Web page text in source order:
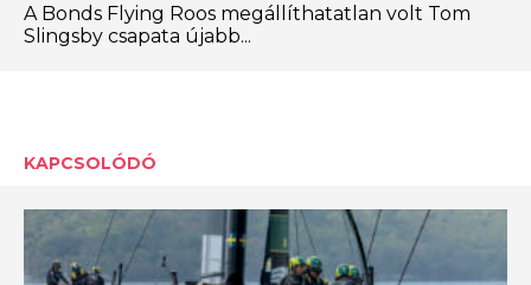
A Bonds Flying Roos megállíthatatlan volt Tom
Slingsby csapata újabb...
KAPCSOLÓDÓ